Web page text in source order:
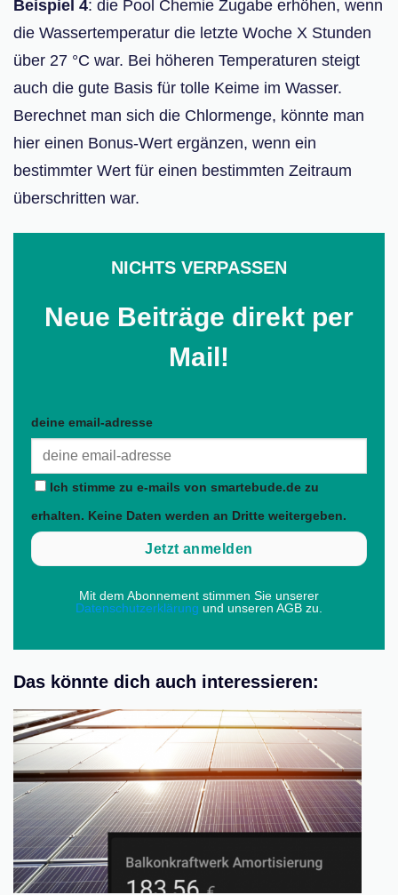
Beispiel 4: die Pool Chemie Zugabe erhöhen, wenn
die Wassertemperatur die letzte Woche X Stunden
über 27 °C war. Bei höheren Temperaturen steigt
auch die gute Basis für tolle Keime im Wasser.
Berechnet man sich die Chlormenge, könnte man
hier einen Bonus-Wert ergänzen, wenn ein
bestimmter Wert für einen bestimmten Zeitraum
überschritten war.
NICHTS VERPASSEN
Neue Beiträge direkt per
Mail!
deine email-adresse
Ich stimme zu e-mails von smartebude.de zu
erhalten. Keine Daten werden an Dritte weitergeben.
Mit dem Abonnement stimmen Sie unserer
Datenschutzerklärung und unseren AGB zu.
Das könnte dich auch interessieren: